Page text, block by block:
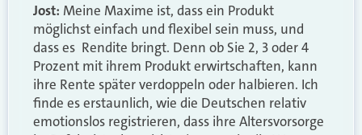
Jost: Meine Maxime ist, dass ein Produkt
möglichst einfach und flexibel sein muss, und
dass es Rendite bringt. Denn ob Sie 2, 3 oder 4
Prozent mit ihrem Produkt erwirtschaften, kann
ihre Rente später verdoppeln oder halbieren. Ich
finde es erstaunlich, wie die Deutschen relativ
emotionslos registrieren, dass ihre Altersvorsorge